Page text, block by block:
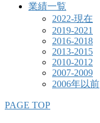
業績一覧
2022-現在
2019-2021
2016-2018
2013-2015
2010-2012
2007-2009
2006年以前
PAGE TOP